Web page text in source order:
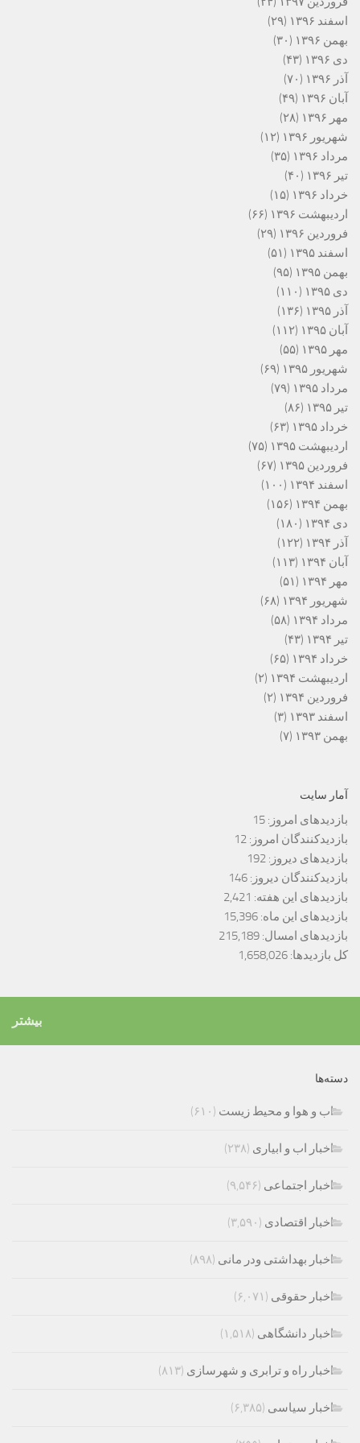
اسفند ۱۳۹۶
(۲۹)
بهمن ۱۳۹۶
(۳۰)
دی ۱۳۹۶
(۴۳)
آذر ۱۳۹۶
(۷۰)
آبان ۱۳۹۶
(۴۹)
مهر ۱۳۹۶
(۲۸)
شهریور ۱۳۹۶
(۱۲)
مرداد ۱۳۹۶
(۳۵)
تیر ۱۳۹۶
(۴۰)
خرداد ۱۳۹۶
(۱۵)
اردیبهشت ۱۳۹۶
(۶۶)
فروردین ۱۳۹۶
(۲۹)
اسفند ۱۳۹۵
(۵۱)
بهمن ۱۳۹۵
(۹۵)
دی ۱۳۹۵
(۱۱۰)
آذر ۱۳۹۵
(۱۳۶)
آبان ۱۳۹۵
(۱۱۲)
مهر ۱۳۹۵
(۵۵)
شهریور ۱۳۹۵
(۶۹)
مرداد ۱۳۹۵
(۷۹)
تیر ۱۳۹۵
(۸۶)
خرداد ۱۳۹۵
(۶۳)
اردیبهشت ۱۳۹۵
(۷۵)
فروردین ۱۳۹۵
(۶۷)
اسفند ۱۳۹۴
(۱۰۰)
بهمن ۱۳۹۴
(۱۵۶)
دی ۱۳۹۴
(۱۸۰)
آذر ۱۳۹۴
(۱۲۲)
آبان ۱۳۹۴
(۱۱۳)
مهر ۱۳۹۴
(۵۱)
شهریور ۱۳۹۴
(۶۸)
مرداد ۱۳۹۴
(۵۸)
تیر ۱۳۹۴
(۴۳)
خرداد ۱۳۹۴
(۶۵)
اردیبهشت ۱۳۹۴
(۲)
فروردین ۱۳۹۴
(۲)
اسفند ۱۳۹۳
(۳)
بهمن ۱۳۹۳
(۷)
آمار سایت
بازدیدهای امروز: 15
بازدیدکنندگان امروز: 12
بازدیدهای دیروز: 192
بازدیدکنندگان دیروز: 146
بازدیدهای این هفته: 2,421
بازدیدهای این ماه: 15,396
بازدیدهای امسال: 215,189
کل بازدیدها: 1,658,026
بیشتر
دسته‌ها
اب و هوا و محیط زیست (۶۱۰)
اخبار اب و ابیاری (۲۳۸)
اخبار اجتماعی (۹,۵۴۶)
اخبار اقتصادی (۳,۵۹۰)
اخبار بهداشتی ودر مانی (۸۹۸)
اخبار حقوقی (۶,۰۷۱)
اخبار دانشگاهی (۱,۵۱۸)
اخبار راه و ترابری و شهرسازی (۸۱۳)
اخبار سیاسی (۶,۳۸۵)